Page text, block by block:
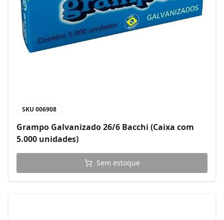
SKU 006908
Grampo Galvanizado 26/6 Bacchi (Caixa com
5.000 unidades)
Sem estoque